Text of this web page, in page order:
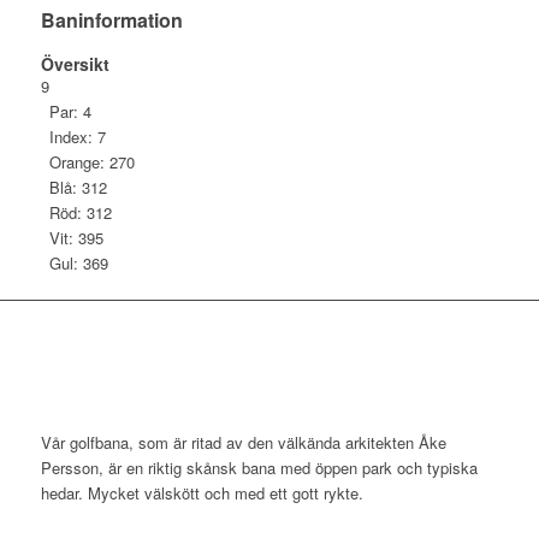
Baninformation
Översikt
9
Par: 4
Index: 7
Orange: 270
Blå: 312
Röd: 312
Vit: 395
Gul: 369
Vår golfbana, som är ritad av den välkända arkitekten Åke
Persson, är en riktig skånsk bana med öppen park och typiska
hedar. Mycket välskött och med ett gott rykte.